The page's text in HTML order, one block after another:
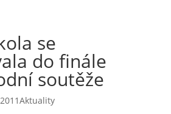
se
do finále
soutěže
Aktuality